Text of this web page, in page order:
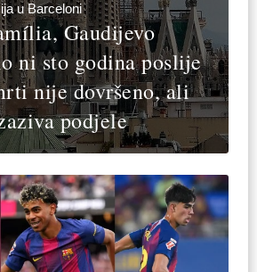
u Barceloni
Gaudijevo
ni sto godina poslije
nije dovršeno, ali
podjele